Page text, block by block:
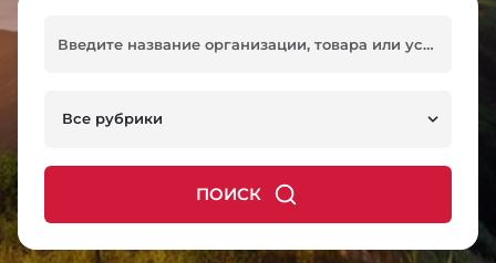
Все рубрики
ПОИСК